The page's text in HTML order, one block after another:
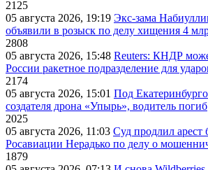
2125
05 августа 2026, 19:19 Экс-зама
объявили в розыск по делу хищения 4
2808
05 августа 2026, 15:48 Reuters: КНДР
России ракетное подразделение для
2174
05 августа 2026, 15:01 Под
создателя дрона «Упырь», водитель погиб
2025
05 августа 2026, 11:03 Суд продлил арест
Росавиации Нерадько по делу о
1879